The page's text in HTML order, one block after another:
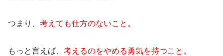
つまり、 考えても仕方のないこと。
もっと言えば、 考えるのをやめる勇気を持つこと。